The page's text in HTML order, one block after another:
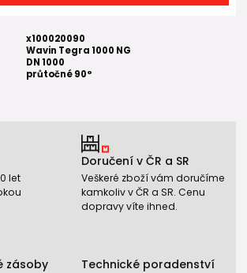
x100020090
Wavin Tegra 1000 NG
DN 1000
průtočné 90°
let
Doručení v ČR a SR
Veškeré zboží vám doručíme
kamkoliv v ČR a SR. Cenu
dopravy víte ihned.
zásoby Technické poradenství